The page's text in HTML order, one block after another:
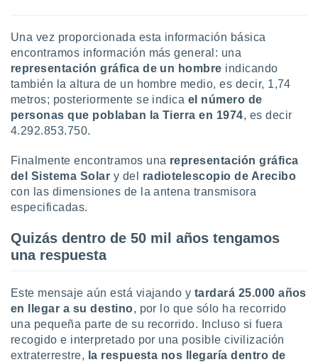
Una vez proporcionada esta información básica
encontramos información más general: una
representación gráfica de un hombre indicando
también la altura de un hombre medio, es decir, 1,74
metros; posteriormente se indica el número de
personas que poblaban la Tierra en 1974, es decir
4.292.853.750.
Finalmente encontramos una representación gráfica
del Sistema Solar y del radiotelescopio de Arecibo
con las dimensiones de la antena transmisora
especificadas.
Quizás dentro de 50 mil años tengamos
una respuesta
Este mensaje aún está viajando y tardará 25.000 años
en llegar a su destino, por lo que sólo ha recorrido
una pequeña parte de su recorrido. Incluso si fuera
recogido e interpretado por una posible civilización
extraterrestre, la respuesta nos llegaría dentro de